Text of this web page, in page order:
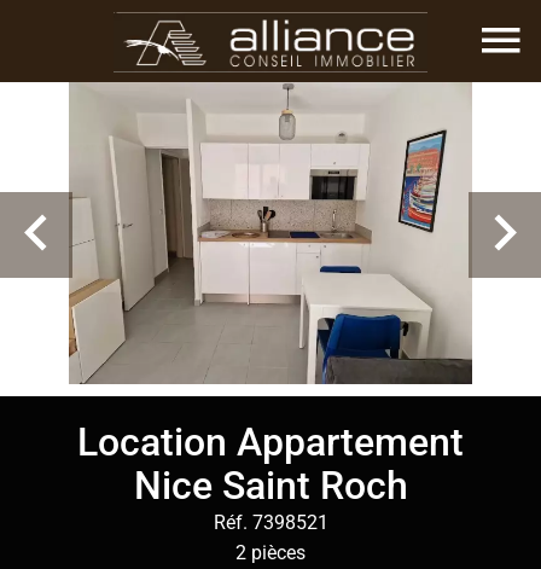
Location Appartement
Nice Saint Roch
Réf. 7398521
2 pièces